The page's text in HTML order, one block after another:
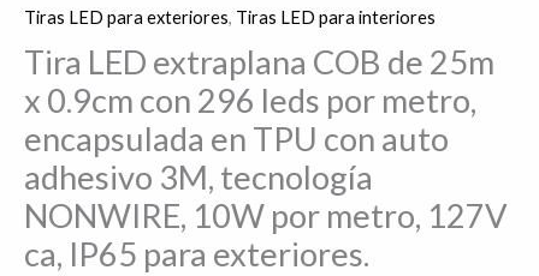
Tiras LED para exteriores, Tiras LED para interiores
Tira LED extraplana COB de 25m
x 0.9cm con 296 leds por metro,
encapsulada en TPU con auto
adhesivo 3M, tecnología
NONWIRE, 10W por metro, 127V
ca, IP65 para exteriores.
3M,
tecnología
NONWIRE,
10W
por
metro,
127V
ca,